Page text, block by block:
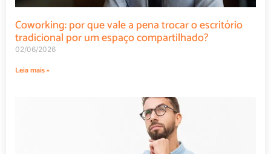
Coworking: por que vale a pena trocar o escritório
tradicional por um espaço compartilhado?
02/06/2026
Leia mais »